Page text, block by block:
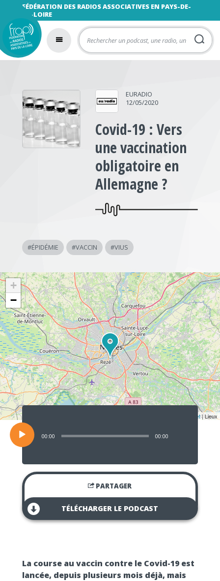
FÉDÉRATION DES RADIOS ASSOCIATIVES EN PAYS-DE-
LA-LOIRE
EURADIO
12/05/2020
Covid-19 : Vers
une vaccination
obligatoire en
Allemagne ?
#ÉPIDÉMIE #VACCIN #VIUS
+
−
Leaflet| Lieux
Lecteur
audio
00:00 00:00
PARTAGER
TÉLÉCHARGER LE PODCAST
La course au vaccin contre le Covid-19 est
lancée, depuis plusieurs mois déjà, mais